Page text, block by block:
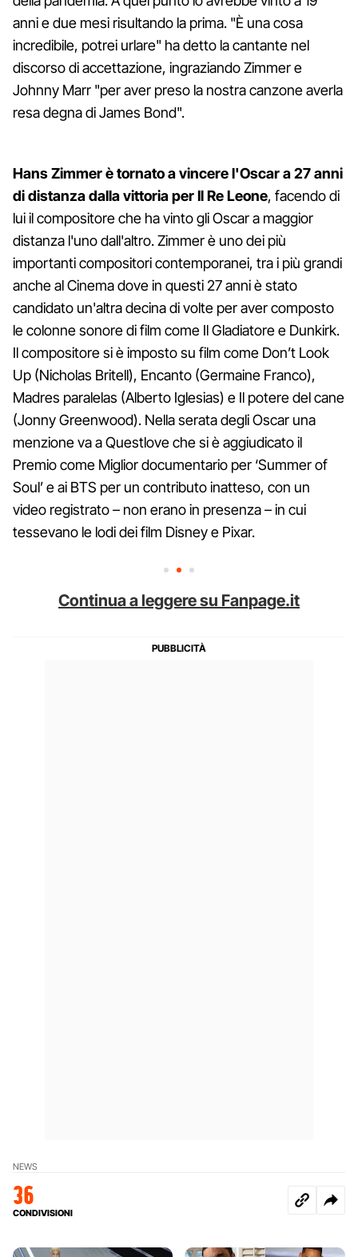
anni e due mesi risultando la prima. "È una cosa
incredibile, potrei urlare" ha detto la cantante nel
discorso di accettazione, ingraziando Zimmer e
Johnny Marr "per aver preso la nostra canzone averla
resa degna di James Bond".
Hans Zimmer è tornato a vincere l'Oscar a 27 anni
di distanza dalla vittoria per Il Re Leone, facendo di
lui il compositore che ha vinto gli Oscar a maggior
distanza l'uno dall'altro. Zimmer è uno dei più
importanti compositori contemporanei, tra i più grandi
anche al Cinema dove in questi 27 anni è stato
candidato un'altra decina di volte per aver composto
le colonne sonore di film come Il Gladiatore e Dunkirk.
Il compositore si è imposto su film come Don’t Look
Up (Nicholas Britell), Encanto (Germaine Franco),
Madres paralelas (Alberto Iglesias) e Il potere del cane
(Jonny Greenwood). Nella serata degli Oscar una
menzione va a Questlove che si è aggiudicato il
Premio come Miglior documentario per ‘Summer of
Soul’ e ai BTS per un contributo inatteso, con un
video registrato – non erano in presenza – in cui
tessevano le lodi dei film Disney e Pixar.
Continua a leggere su Fanpage.it
NEWS
36
CONDIVISIONI